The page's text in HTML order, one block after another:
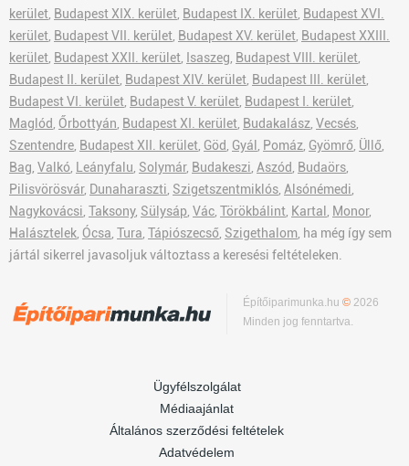
kerület Budapest XIX. kerület Budapest IX. kerület Budapest XVI.
kerület Budapest VII. kerület Budapest XV. kerület Budapest XXIII.
kerület Budapest XXII. kerület Isaszeg Budapest VIII. kerület
Budapest II. kerület Budapest XIV. kerület Budapest III. kerület
Budapest VI. kerület Budapest V. kerület Budapest I. kerület
Maglód Őrbottyán Budapest XI. kerület Budakalász Vecsés
Szentendre Budapest XII. kerület Göd Gyál Pomáz Gyömrő Üllő
Bag Valkó Leányfalu Solymár, Budakeszi Aszód Budaörs
Pilisvörösvár, Dunaharaszti Szigetszentmiklós Alsónémedi
Nagykovácsi Taksony, Sülysáp Vác Törökbálint Kartal Monor,
Halásztelek Ócsa Tura Tápiószecső Szigethalom , ha még így sem
jártál sikerrel javasoljuk változtass a keresési feltételeken.
Építőiparimunka.hu© 2026
Minden jog fenntartva.
Ügyfélszolgálat
Médiaajánlat
Általános szerződési feltételek
Adatvédelem